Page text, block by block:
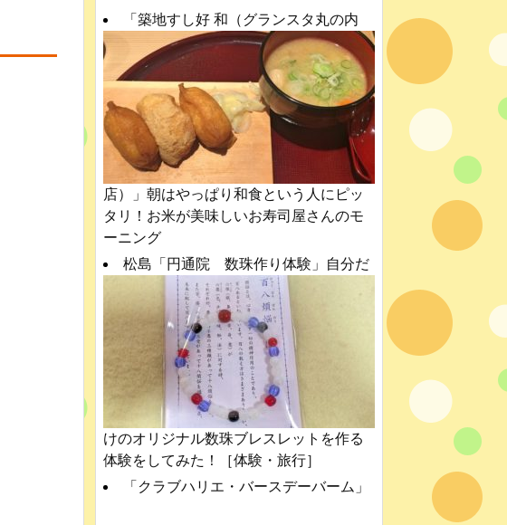
「築地すし好 和（グランスタ丸の内
店）」朝はやっぱり和食という人にピッ
タリ！お米が美味しいお寿司屋さんのモ
ーニング
松島「円通院 数珠作り体験」自分だ
けのオリジナル数珠ブレスレットを作る
体験をしてみた！［体験・旅行］
「クラブハリエ・バースデーバーム」